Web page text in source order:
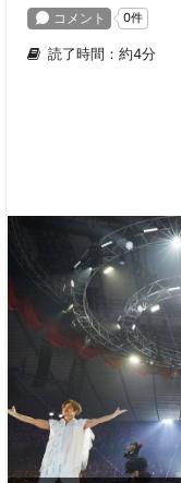
読了時間：約4分